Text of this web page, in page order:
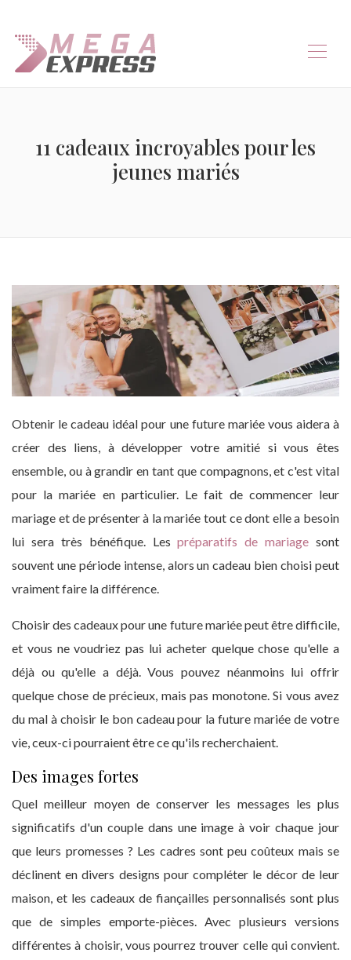
11 cadeaux incroyables pour les
jeunes mariés
Obtenir le cadeau idéal pour une future mariée vous aidera à
créer des liens, à développer votre amitié si vous êtes
ensemble, ou à grandir en tant que compagnons, et c'est vital
pour la mariée en particulier. Le fait de commencer leur
mariage et de présenter à la mariée tout ce dont elle a besoin
lui sera très bénéfique. Lespréparatifs de mariage sont
souvent une période intense, alors un cadeau bien choisi peut
vraiment faire la différence.
Choisir des cadeaux pour une future mariée peut être difficile,
et vous ne voudriez pas lui acheter quelque chose qu'elle a
déjà ou qu'elle a déjà. Vous pouvez néanmoins lui offrir
quelque chose de précieux, mais pas monotone. Si vous avez
du mal à choisir le bon cadeau pour la future mariée de votre
vie, ceux-ci pourraient être ce qu'ils recherchaient.
Des images fortes
Quel meilleur moyen de conserver les messages les plus
significatifs d'un couple dans une image à voir chaque jour
que leurs promesses ? Les cadres sont peu coûteux mais se
déclinent en divers designs pour compléter le décor de leur
maison, et les cadeaux de fiançailles personnalisés sont plus
que de simples emporte-pièces. Avec plusieurs versions
différentes à choisir, vous pourrez trouver celle qui convient.